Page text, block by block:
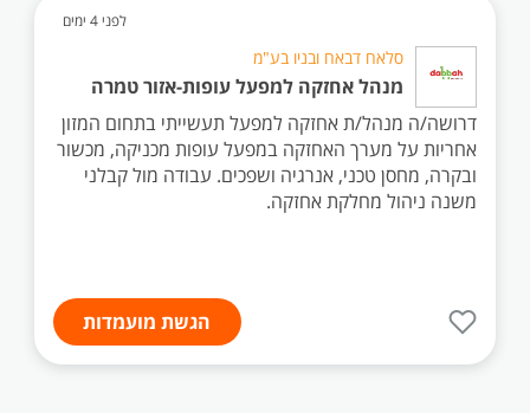
לפני 4 ימים
סלאח דבאח ובניו בע"מ
מנהל אחזקה למפעל עופות-אזור טמרה
דרושה/ה מנהל/ת אחזקה למפעל תעשייתי בתחום המזון
אחריות על מערך האחזקה במפעל עופות מכניקה, מכשור
ובקרה, מחסן טכני, אנרגיה ושפכים. עבודה מול קבלני
משנה ניהול מחלקת אחזקה.
הגשת מועמדות